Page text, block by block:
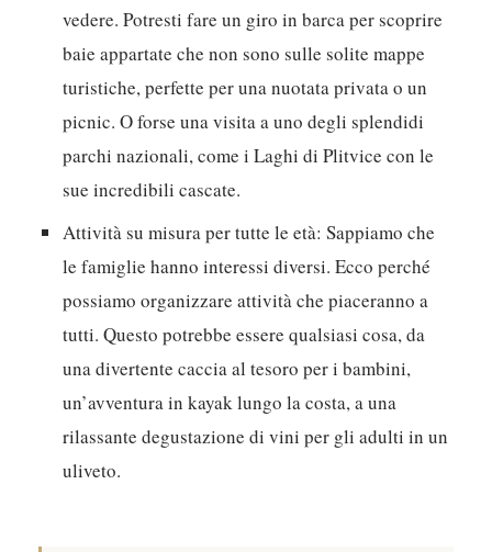
vedere. Potresti fare un giro in barca per scoprire
baie appartate che non sono sulle solite mappe
turistiche, perfette per una nuotata privata o un
picnic. O forse una visita a uno degli splendidi
parchi nazionali, come i Laghi di Plitvice con le
sue incredibili cascate.
Attività su misura per tutte le età: Sappiamo che
le famiglie hanno interessi diversi. Ecco perché
possiamo organizzare attività che piaceranno a
tutti. Questo potrebbe essere qualsiasi cosa, da
una divertente caccia al tesoro per i bambini,
un’avventura in kayak lungo la costa, a una
rilassante degustazione di vini per gli adulti in un
uliveto.